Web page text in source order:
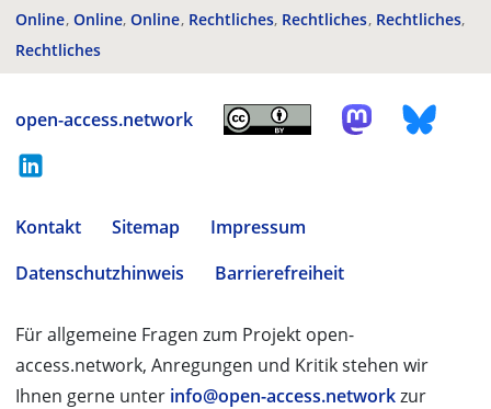
Online Online Online Rechtliches Rechtliches Rechtliches
Rechtliches
open-access.network
Kontakt Sitemap
Impressum
Datenschutzhinweis
Barrierefreiheit
Für allgemeine Fragen zum Projekt open-
access.network, Anregungen und Kritik stehen wir
Ihnen gerne unter info@open-access.networkzur